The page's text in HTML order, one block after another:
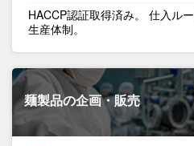
HACCP認証取得済み。 仕入ル
生産体制。
麺製品の企画・販売